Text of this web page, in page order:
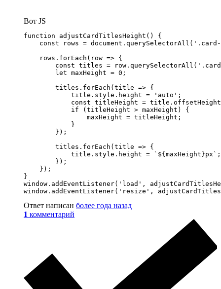
Вот JS
function adjustCardTitlesHeight() {
const rows =
    rows.forEach(row => {
const titles =
        let maxHeight = 0;
        titles.forEach(title => {
            title.style.height = 'auto';
const titleHeight =
            if (titleHeight > maxHeight) {
                maxHeight = titleHeight;
            }
        });
        titles.forEach(title => {
            title.style.height = `${maxHeight}px`;
        });
    });
}
window.addEventListener('load',
window.addEventListener('resize',
Ответ написан более года назад
1 комментарий